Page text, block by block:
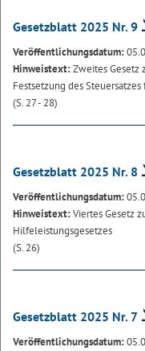
Gesetzblatt 2025 Nr. 9
Veröffentlichungsdatum:
Hinweistext:Zweites Gesetz
Festsetzung des
(S. 27 - 28)
Gesetzblatt 2025 Nr. 8
Veröffentlichungsdatum:
Hinweistext:Viertes Gesetz
Hilfeleistungsgesetzes
(S. 26)
Gesetzblatt 2025 Nr. 7
Veröffentlichungsdatum: